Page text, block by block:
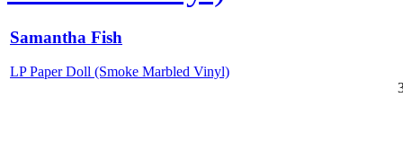
Samantha Fish
LP Paper Doll (Smoke Marbled Vinyl)